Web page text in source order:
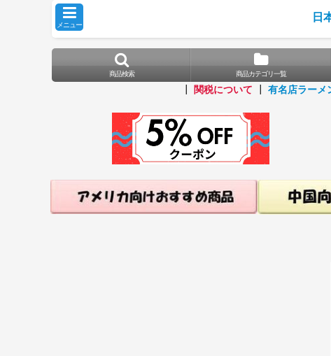
メニュー
日
商品検索 商品カテゴリ一覧
関税について 有名店ラーメ